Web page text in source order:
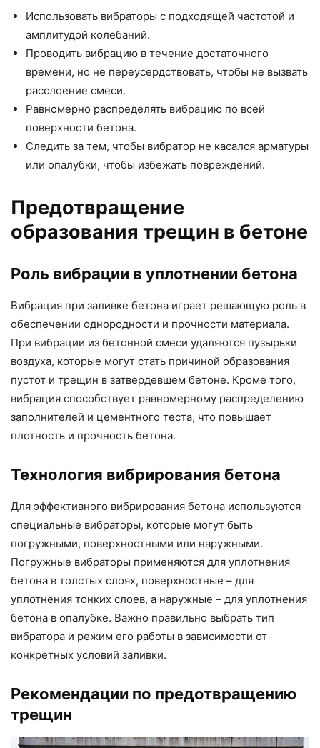
Использовать вибраторы с подходящей частотой и
амплитудой колебаний.
Проводить вибрацию в течение достаточного
времени, но не переусердствовать, чтобы не вызвать
расслоение смеси.
Равномерно распределять вибрацию по всей
поверхности бетона.
Следить за тем, чтобы вибратор не касался арматуры
или опалубки, чтобы избежать повреждений.
Предотвращение
образования трещин в бетоне
Роль вибрации в уплотнении бетона
Вибрация при заливке бетона играет решающую роль в
обеспечении однородности и прочности материала.
При вибрации из бетонной смеси удаляются пузырьки
воздуха, которые могут стать причиной образования
пустот и трещин в затвердевшем бетоне. Кроме того,
вибрация способствует равномерному распределению
заполнителей и цементного теста, что повышает
плотность и прочность бетона.
Технология вибрирования бетона
Для эффективного вибрирования бетона используются
специальные вибраторы, которые могут быть
погружными, поверхностными или наружными.
Погружные вибраторы применяются для уплотнения
бетона в толстых слоях, поверхностные – для
уплотнения тонких слоев, а наружные – для уплотнения
бетона в опалубке. Важно правильно выбрать тип
вибратора и режим его работы в зависимости от
конкретных условий заливки.
Рекомендации по предотвращению
трещин